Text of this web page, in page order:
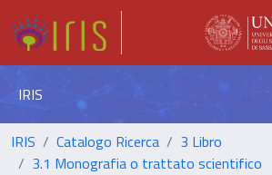
IRIS
IRIS Catalogo Ricerca
3 Libro
3.1 Monografia o trattato scientifico